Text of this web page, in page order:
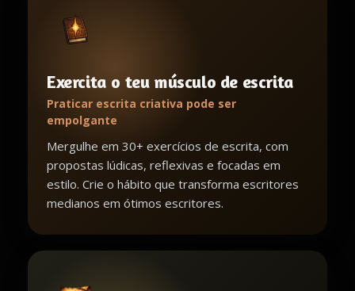
Exercita o teu músculo de escrita
Praticar escrita criativa pode ser
empolgante
Mergulhe em 30+ exercícios de escrita, com
propostas lúdicas, reflexivas e focadas em
estilo. Crie o hábito que transforma escritores
medianos em ótimos escritores.